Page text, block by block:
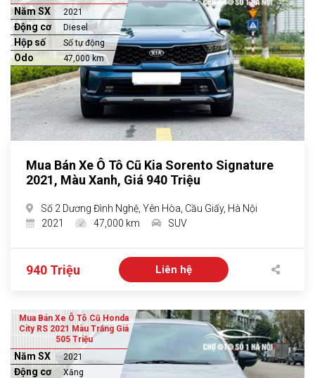
Năm SX 2021
Động cơ Diesel
Hộp số Số tự động
Odo 47,000 km
Mua Bán Xe Ô Tô Cũ Kia Sorento Signature
2021, Màu Xanh, Giá 940 Triệu
Số 2 Dương Đình Nghệ, Yên Hòa, Cầu Giấy, Hà Nội
2021
47,000 km SUV
940 Triệu Liên hệ
Mua Bán Xe Ô Tô Cũ Honda
City RS 2021 Màu Trắng Giá
505 Triệu
Năm SX 2021
Động cơ Xăng